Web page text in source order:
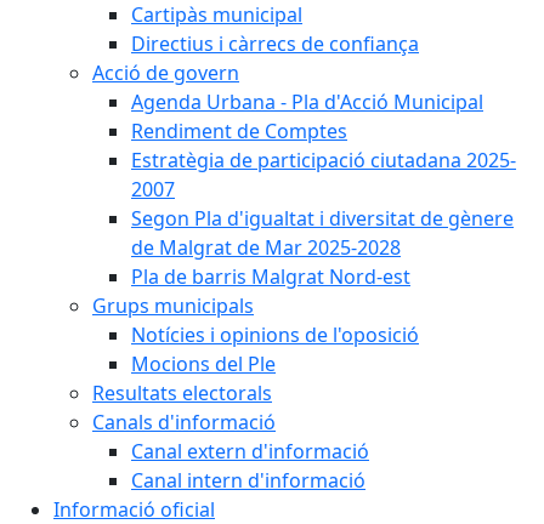
Cartipàs municipal
Directius i càrrecs de confiança
Acció de govern
Agenda Urbana - Pla d'Acció Municipal
Rendiment de Comptes
Estratègia de participació ciutadana 2025-
2007
Segon Pla d'igualtat i diversitat de gènere
de Malgrat de Mar 2025-2028
Pla de barris Malgrat Nord-est
Grups municipals
Notícies i opinions de l'oposició
Mocions del Ple
Resultats electorals
Canals d'informació
Canal extern d'informació
Canal intern d'informació
Informació oficial